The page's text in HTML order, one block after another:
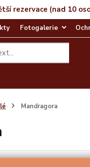
rezervace (nad 10
Fotogalerie
Mandragora